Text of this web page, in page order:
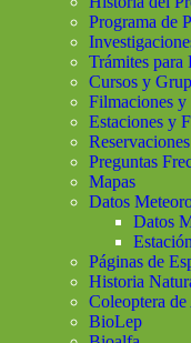
Programa de
Trámites para
Cursos y
Filmaciones y
Estaciones y
Reservaciones
Preguntas
Mapas
Datos
Datos
Páginas de
Historia
Coleoptera
BioLep